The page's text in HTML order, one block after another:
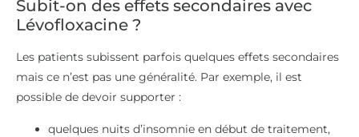
Subit-on des effets secondaires avec
Lévofloxacine ?
Les patients subissent parfois quelques effets secondaires
mais ce n’est pas une généralité. Par exemple, il est
possible de devoir supporter :
quelques nuits d’insomnie en début de traitement,